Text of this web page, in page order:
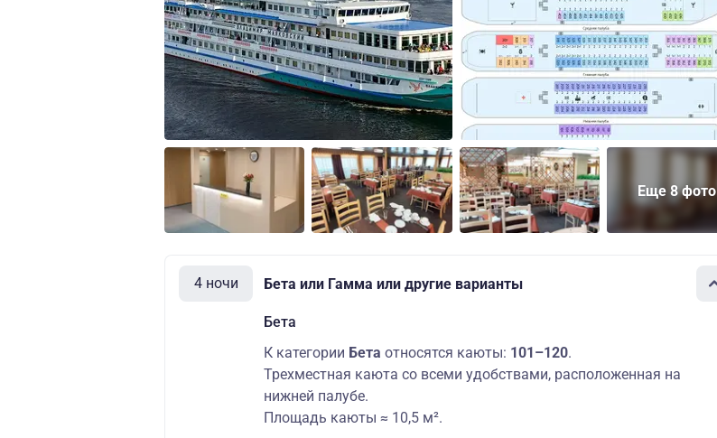
Еще 8 фото
4 ночи Бета или Гамма или другие варианты
Бета
К категории Бета относятся каюты: 101–120.
Трехместная каюта со всеми удобствами, расположенная на
нижней палубе.
Площадь каюты ≈ 10,5 м².